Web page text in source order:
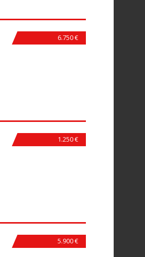
6.750 €
1.250 €
5.900 €